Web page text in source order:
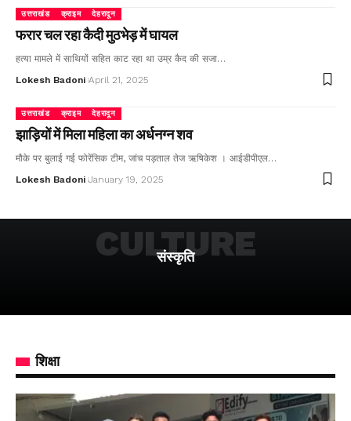
उत्तराखंड क्राइम देहरादून
फरार चल रहा कैदी मुठभेड़ में घायल
हत्या मामले में साथियों सहित काट रहा था उम्र कैद की सजा…
Lokesh Badoni April 21, 2025
उत्तराखंड क्राइम देहरादून
झाड़ियों में मिला महिला का अर्धनग्न शव
मौके पर बुलाई गई फोरेंसिक टीम, जांच पड़ताल तेज ऋषिकेश । आईडीपीएल…
Lokesh Badoni January 19, 2025
संस्कृति
CULTURE
शिक्षा